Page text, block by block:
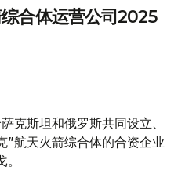
合体运营公司2025
克斯坦和俄罗斯共同设立、
”航天火箭综合体的合资企业